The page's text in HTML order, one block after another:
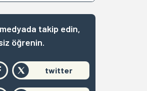
takip edin,
öğrenin.
twitter